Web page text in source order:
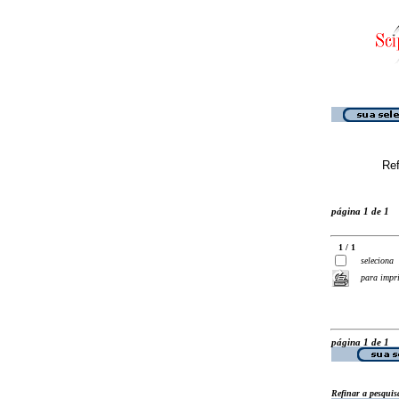
página 1 de 1
1 / 1
seleciona
para
página 1 de 1
Refinar a